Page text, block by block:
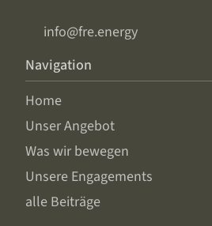
info@fre.energy
Navigation
Home
Unser Angebot
Was wir bewegen
Unsere Engagements
alle Beiträge